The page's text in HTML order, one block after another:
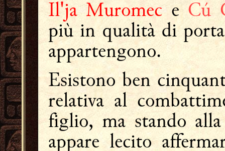
Il'ja Muromece Cú
più in qualità di
appartengono.
Esistono ben
relativa al
figlio, ma stando
appare lecito